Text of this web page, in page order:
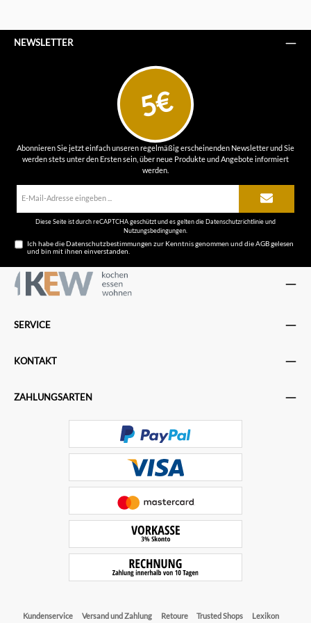
NEWSLETTER
5€
Abonnieren Sie jetzt einfach unseren regelmäßig erscheinenden Newsletter und Sie
werden stets unter den Ersten sein, über neue Produkte und Angebote informiert
werden.
Diese Seite ist durch reCAPTCHA geschützt und es gelten die Datenschutzrichtlinieund
Nutzungsbedingungen.
Ich habe dieDatenschutzbestimmungen zur Kenntnis genommen und dieAGBgelesen
und bin mit ihnen einverstanden.
SERVICE
KONTAKT
ZAHLUNGSARTEN
Kundenservice Versand und Zahlung Retoure Trusted Shops
Lexikon